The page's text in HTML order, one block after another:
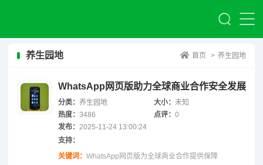
养生园地 首页 > 养生园地
WhatsApp网页版助力全球商业合作安全发展
分类： 养生园地 大小：未知
热度： 3486 点评：0
发布： 2025-11-24 13:00:24
支持：
关键词： WhatsApp网页版为全球商业合作提供保障